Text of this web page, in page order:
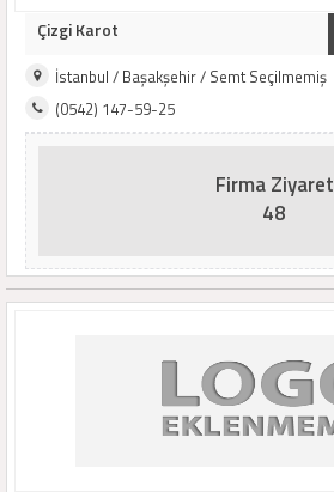
Çizgi Karot
İstanbul / Başakşehir / Semt Seçilmemiş
(0542) 147-59-25
Firma Ziyaret
48